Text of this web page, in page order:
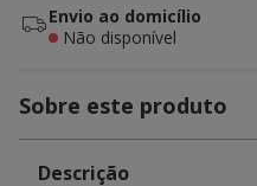
Envio ao domicílio
Não disponível
Sobre este produto
Descrição